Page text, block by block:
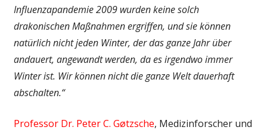
Influenzapandemie 2009 wurden keine solch
drakonischen Maßnahmen ergriffen, und sie können
natürlich nicht jeden Winter, der das ganze Jahr über
andauert, angewandt werden, da es irgendwo immer
Winter ist. Wir können nicht die ganze Welt dauerhaft
abschalten.“
Professor Dr. Peter C. Gøtzsche, Medizinforscher und